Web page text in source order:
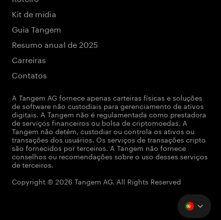
Kit de mídia
Guia Tangem
Resumo anual de 2025
Carreiras
Contatos
A Tangem AG fornece apenas carteiras físicas e soluções
de software não custodiais para gerenciamento de ativos
digitais. A Tangem não é regulamentada como prestadora
de serviços financeiros ou bolsa de criptomoedas. A
Tangem não detém, custodiar ou controla os ativos ou
transações dos usuários. Os serviços de transações cripto
são fornecidos por terceiros. A Tangem não fornece
conselhos ou recomendações sobre o uso desses serviços
de terceiros.